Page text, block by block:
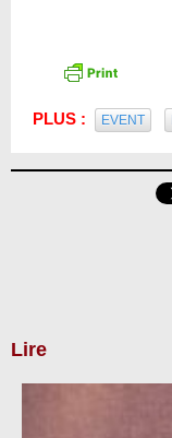
PLUS : EVENT
Lire